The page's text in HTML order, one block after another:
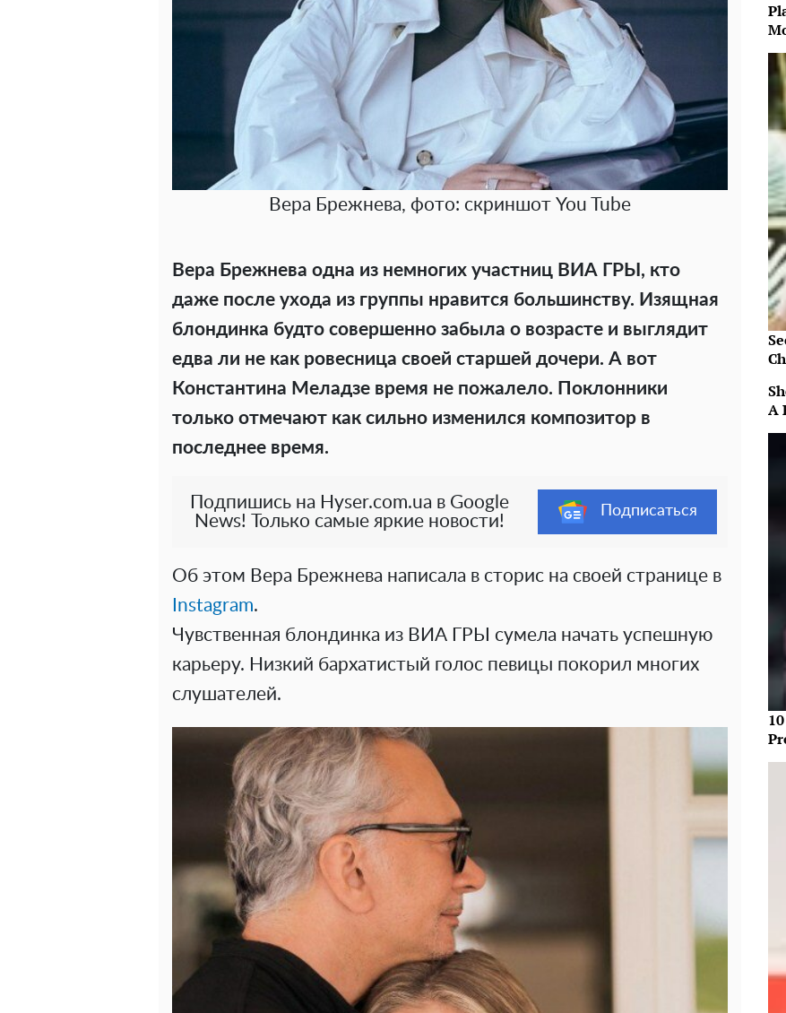
Вера Брежнева, фото: скриншот You Tube
Вера Брежнева одна из немногих участниц ВИА ГРЫ, кто
даже после ухода из группы нравится большинству. Изящная
блондинка будто совершенно забыла о возрасте и выглядит
едва ли не как ровесница своей старшей дочери. А вот
Константина Меладзе время не пожалело. Поклонники
только отмечают как сильно изменился композитор в
последнее время.
Подпишись на Hyser.com.ua в Google
News! Только самые яркие новости!
Подписаться
Об этом Вера Брежнева написала в сторис на своей странице в
Instagram.
Чувственная блондинка из ВИА ГРЫ сумела начать успешную
карьеру. Низкий бархатистый голос певицы покорил многих
слушателей.
A